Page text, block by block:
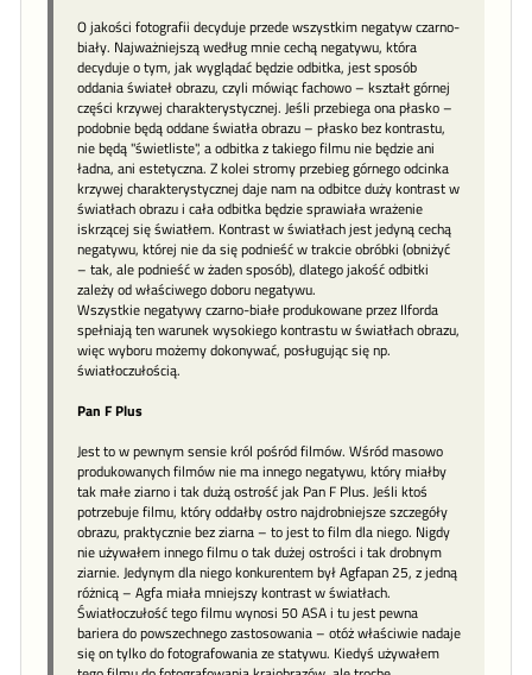
O jakości fotografii decyduje przede wszystkim negatyw czarno-
biały. Najważniejszą według mnie cechą negatywu, która
decyduje o tym, jak wyglądać będzie odbitka, jest sposób
oddania świateł obrazu, czyli mówiąc fachowo – kształt górnej
części krzywej charakterystycznej. Jeśli przebiega ona płasko –
podobnie będą oddane światła obrazu – płasko bez kontrastu,
nie będą "świetliste", a odbitka z takiego filmu nie będzie ani
ładna, ani estetyczna. Z kolei stromy przebieg górnego odcinka
krzywej charakterystycznej daje nam na odbitce duży kontrast w
światłach obrazu i cała odbitka będzie sprawiała wrażenie
iskrzącej się światłem. Kontrast w światłach jest jedyną cechą
negatywu, której nie da się podnieść w trakcie obróbki (obniżyć
– tak, ale podnieść w żaden sposób), dlatego jakość odbitki
zależy od właściwego doboru negatywu.
Wszystkie negatywy czarno-białe produkowane przez Ilforda
spełniają ten warunek wysokiego kontrastu w światłach obrazu,
więc wyboru możemy dokonywać, posługując się np.
światłoczułością.
Pan F Plus
Jest to w pewnym sensie król pośród filmów. Wśród masowo
produkowanych filmów nie ma innego negatywu, który miałby
tak małe ziarno i tak dużą ostrość jak Pan F Plus. Jeśli ktoś
potrzebuje filmu, który oddałby ostro najdrobniejsze szczegóły
obrazu, praktycznie bez ziarna – to jest to film dla niego. Nigdy
nie używałem innego filmu o tak dużej ostrości i tak drobnym
ziarnie. Jedynym dla niego konkurentem był Agfapan 25, z jedną
różnicą – Agfa miała mniejszy kontrast w światłach.
Światłoczułość tego filmu wynosi 50 ASA i tu jest pewna
bariera do powszechnego zastosowania – otóż właściwie nadaje
się on tylko do fotografowania ze statywu. Kiedyś używałem